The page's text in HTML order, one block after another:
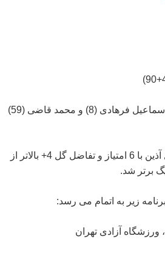
گل‌ها: احمد حسن زاده (88) برای مس کرمان و اسماعیل فرهادی (8) و محمد قاضی (59)
با نتایجی که در این دو بازی رقم خورد، تیم استیل آذین با 6 امتیاز و تفاضل گل 4+ بالاتر از
زیر به اتمام می رسد: